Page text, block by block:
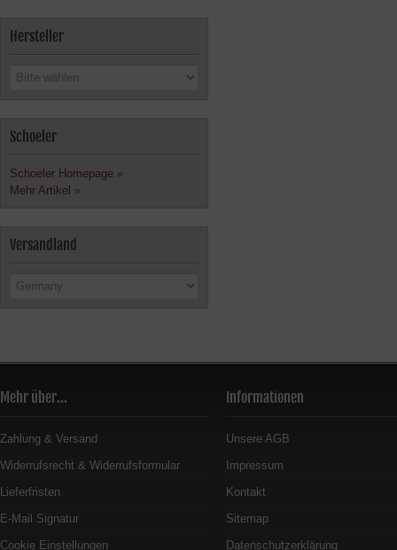
Hersteller
Schoeler
Schoeler Homepage »
Mehr Artikel »
Versandland
Mehr über...
Zahlung & Versand
Widerrufsrecht & Widerrufsformular
Lieferfristen
E-Mail Signatur
Cookie Einstellungen
Informationen
Unsere AGB
Impressum
Kontakt
Sitemap
Datenschutzerklärung